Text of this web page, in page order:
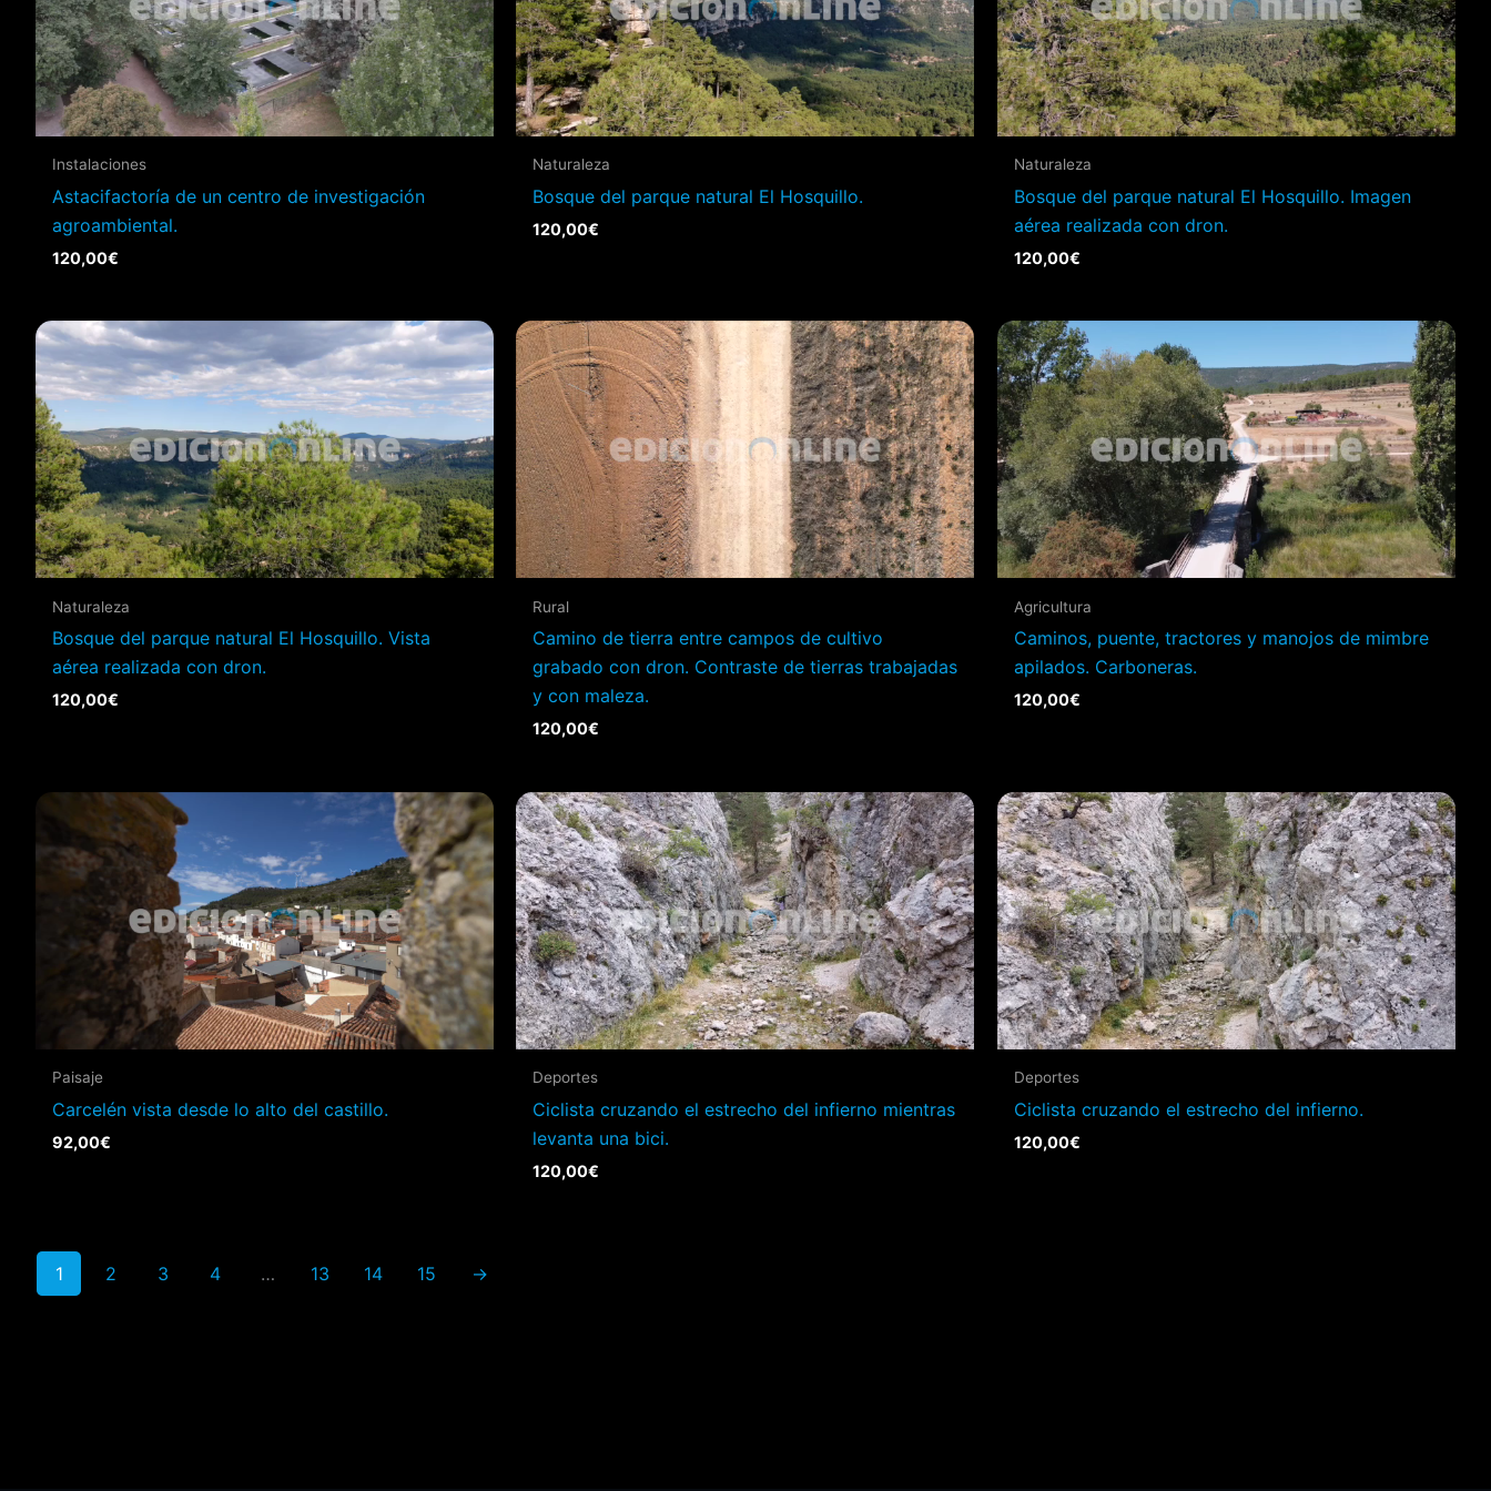
Instalaciones
Astacifactoría de un centro de investigación
agroambiental.
120,00€
Naturaleza
Bosque del parque natural El Hosquillo.
120,00€
Naturaleza
Bosque del parque natural El Hosquillo. Imagen
aérea realizada con dron.
120,00€
Naturaleza
Bosque del parque natural El Hosquillo. Vista
aérea realizada con dron.
120,00€
Rural
Camino de tierra entre campos de cultivo
grabado con dron. Contraste de tierras trabajadas
y con maleza.
120,00€
Agricultura
Caminos, puente, tractores y manojos de mimbre
apilados. Carboneras.
120,00€
Paisaje
Carcelén vista desde lo alto del castillo.
92,00€
Deportes
Ciclista cruzando el estrecho del infierno mientras
levanta una bici.
120,00€
Deportes
Ciclista cruzando el estrecho del infierno.
120,00€
1 2 3 4 … 13 14 15 →